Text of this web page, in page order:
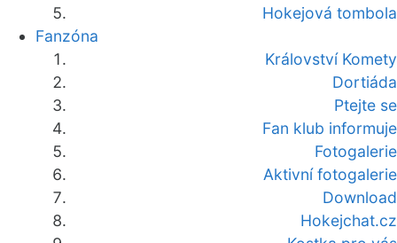
Hokejová tombola
Fanzóna
Království Komety
Dortiáda
Ptejte se
Fan klub informuje
Fotogalerie
Aktivní fotogalerie
Download
Hokejchat.cz